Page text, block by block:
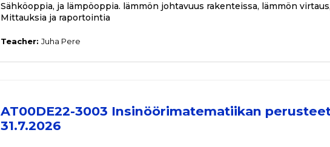
Sähköoppia, ja lämpöoppia. lämmön johtavuus rakenteissa, lämmön
Mittauksia ja raportointia
Teacher: Juha Pere
AT00DE22-3003 Insinöörimatematiikan perusteet
31.7.2026